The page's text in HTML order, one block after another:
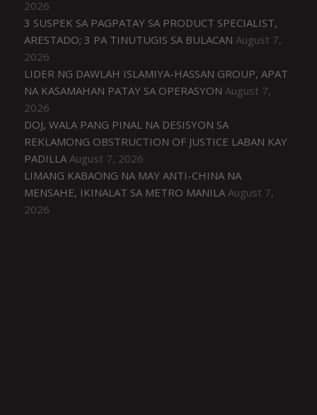
2026
3 SUSPEK SA PAGPATAY SA PRODUCT SPECIALIST,
ARESTADO; 3 PA TINUTUGIS SA BULACAN August 7,
2026
LIDER NG DAWLAH ISLAMIYA-HASSAN GROUP, APAT
NA KASAMAHAN PATAY SA OPERASYON August 7,
2026
DOJ, WALA PANG PINAL NA DESISYON SA
REKLAMONG OBSTRUCTION OF JUSTICE LABAN KAY
PADILLA August 7, 2026
LIMANG KABAONG NA MAY ANTI-CHINA NA
MENSAHE, IKINALAT SA METRO MANILA August 7,
2026